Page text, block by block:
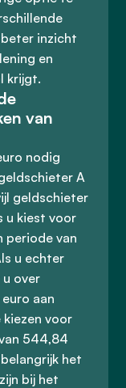
inzicht
en
krijgt.
van
nodig
A
geldschieter
u kiest voor
periode van
u echter
over
aan
voor
544,84
het
bij het